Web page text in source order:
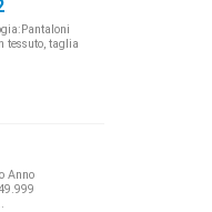
tessuto, taglia
Anno